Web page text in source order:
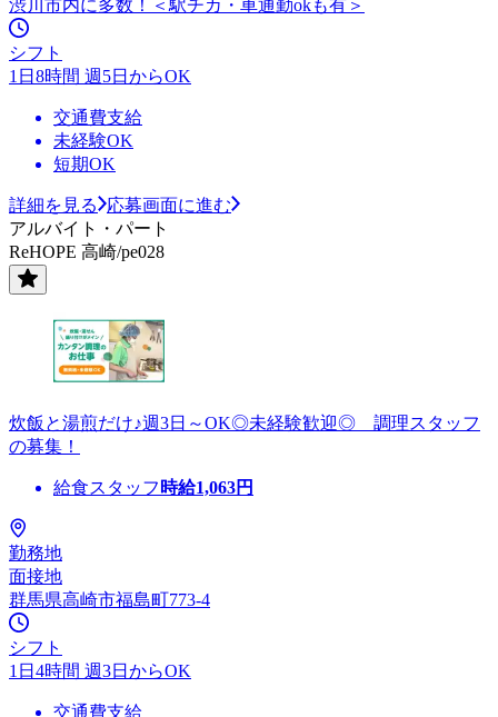
渋川市内に多数！＜駅チカ・車通勤okも有＞
シフト
1日8時間 週5日からOK
交通費支給
未経験OK
短期OK
詳細を見る
応募画面に進む
アルバイト・パート
ReHOPE 高崎/pe028
炊飯と湯煎だけ♪週3日～OK◎未経験歓迎◎ 調理スタッフ
の募集！
給食スタッフ 時給1,063円
勤務地
面接地
群馬県高崎市福島町773-4
シフト
1日4時間 週3日からOK
交通費支給